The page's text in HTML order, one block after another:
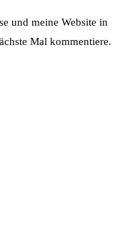
und meine Website in
Mal kommentiere.